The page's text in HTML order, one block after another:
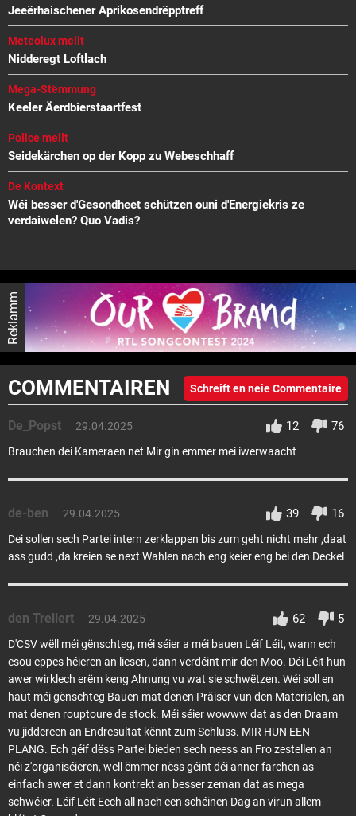
Jeeërhaischener Aprikosendrëpptreff
Meteolux mellt
Nidderegt Loftlach
Mega-Stëmmung
Keeler Äerdbierstaartfest
Police mellt
Seidekärchen op der Kopp zu Webeschhaff
De Kontext
Wéi besser d'Gesondheet schützen ouni d'Energiekris ze
verdaiwelen? Quo Vadis?
Reklamm
COMMENTAIREN Schreift en neie Commentaire
De_Popst 29.04.2025 12 76
Brauchen dei Kameraen net Mir gin emmer mei iwerwaacht
de-ben 29.04.2025 39 16
Dei sollen sech Partei intern zerklappen bis zum geht nicht mehr ,daat
ass gudd ,da kreien se next Wahlen nach eng keier eng bei den Deckel
den Trellert 29.04.2025 62 5
D'CSV wëll méi gënschteg, méi séier a méi bauen Léif Léit, wann ech
esou eppes héieren an liesen, dann verdéint mir den Moo. Déi Léit hun
awer wirklech erëm keng Ahnung vu wat sie schwëtzen. Wéi soll en
haut méi gënschteg Bauen mat denen Präiser vun den Materialen, an
mat denen rouptoure de stock. Méi séier wowww dat as den Draam
vu jiddereen an Endresultat kënnt zum Schluss. MIR HUN EEN
PLANG. Ech géif dëss Partei bieden sech neess an Fro zestellen an
néi z'organiséieren, well ëmmer nëss géint déi anner farchen as
einfach awer et dann kontrekt an besser zeman dat as mega
schwéier. Léif Léit Eech all nach een schéinen Dag an virun allem